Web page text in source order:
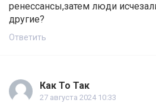
ренессансы,затем люди
другие?
Ответить
Как То Так
27 августа 2024 10:33